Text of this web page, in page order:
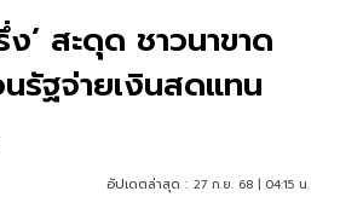
’ สะดุด ชาวนาขาด
รัฐจ่ายเงินสดแทน
อัปเดตล่าสุด : 27 ก.ย. 68 | 04:15 น.